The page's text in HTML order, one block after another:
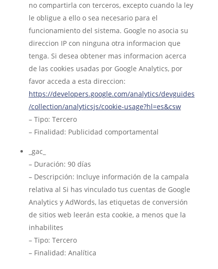
no compartirla con terceros, excepto cuando la ley
le obligue a ello o sea necesario para el
funcionamiento del sistema. Google no asocia su
direccion IP con ninguna otra informacion que
tenga. Si desea obtener mas informacion acerca
de las cookies usadas por Google Analytics, por
favor acceda a esta direccion:
https://developers.google.com/analytics/devguides
/collection/analyticsjs/cookie-usage?hl=es&csw
– Tipo: Tercero
– Finalidad: Publicidad comportamental
_gac_
– Duración: 90 días
– Descripción: Incluye información de la campala
relativa al Si has vinculado tus cuentas de Google
Analytics y AdWords, las etiquetas de conversión
de sitios web leerán esta cookie, a menos que la
inhabilites
– Tipo: Tercero
– Finalidad: Analítica